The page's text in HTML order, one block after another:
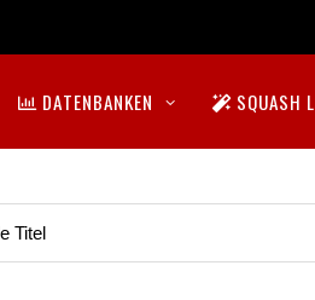
DATENBANKEN SQUASH
Titel